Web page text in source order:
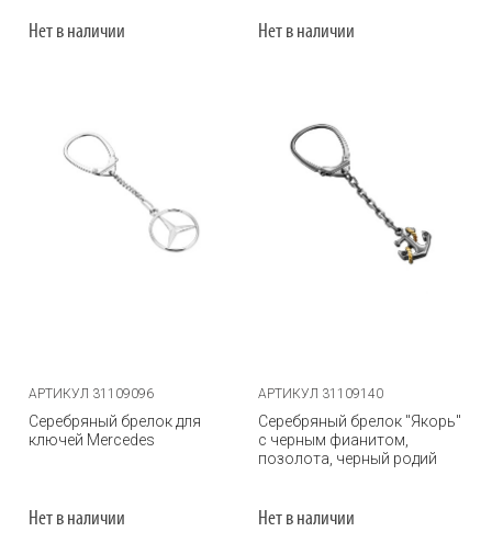
Нет в наличии Нет в наличии
АРТИКУЛ 31109096
Серебряный брелок для
ключей Mercedes
Нет в наличии
АРТИКУЛ 31109140
Серебряный брелок "Якорь"
с черным фианитом,
позолота, черный родий
Нет в наличии